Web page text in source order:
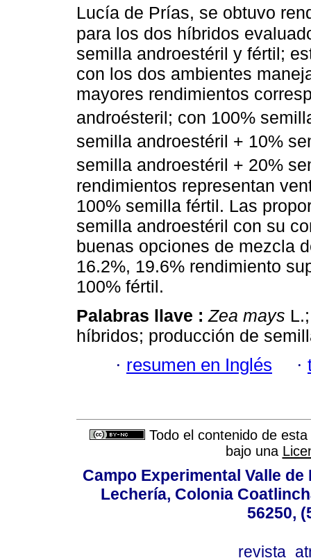
Lucía de Prías, se obtuvo
para los dos híbridos
semilla androestéril y fértil;
con los dos ambientes
mayores rendimientos
androésteril; con 100%
semilla androestéril + 10%
semilla androestéril + 20%
rendimientos representan
100% semilla fértil. Las
semilla androestéril con su
buenas opciones de mezcla
16.2%, 19.6% rendimiento
100% fértil.
Palabras llave :Zea mays
híbridos; producción de
· resumen en Inglés ·
Todo el contenido de
bajo una
Campo Experimental Valle
Lechería, Colonia
56250,